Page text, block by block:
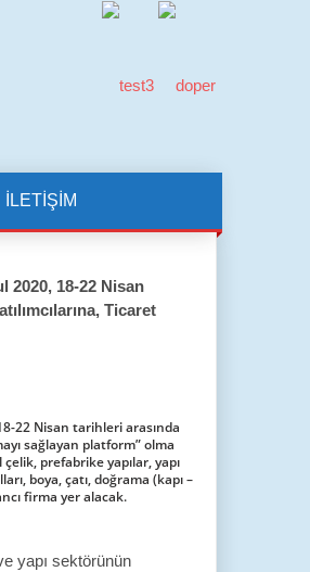
İLETİŞİM
2020, 18-22 Nisan
Ticaret
22 Nisan tarihleri arasında
sağlayan platform” olma
prefabrike yapılar, yapı
boya, çatı, doğrama (kapı –
firma yer alacak.
yapı sektörünün